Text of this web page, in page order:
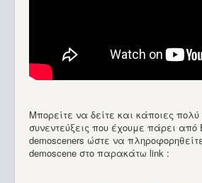
Μπορείτε να δείτε και κάποιες
συνεντεύξεις που έχουμε πάρει από
demosceners ώστε να
demoscene στο παρακάτω link :